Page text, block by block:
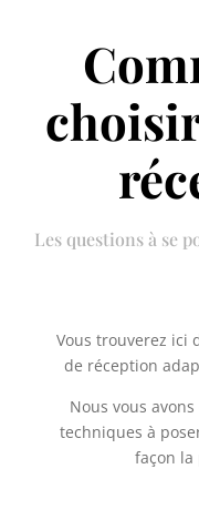
Les questions à se
Vous trouverez ici
de réception
Nous vous
techniques à
façon la